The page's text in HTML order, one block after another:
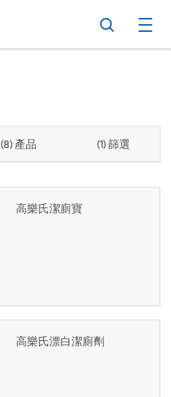
搜尋
(8) 產品 (1) 篩選
高樂氏潔廁寶
高樂氏漂白潔廁劑